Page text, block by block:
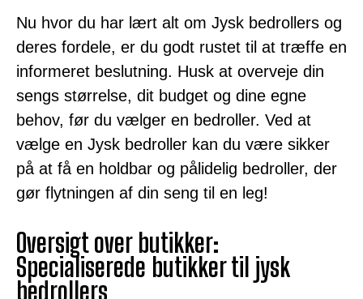
Nu hvor du har lært alt om Jysk bedrollers og
deres fordele, er du godt rustet til at træffe en
informeret beslutning. Husk at overveje din
sengs størrelse, dit budget og dine egne
behov, før du vælger en bedroller. Ved at
vælge en Jysk bedroller kan du være sikker
på at få en holdbar og pålidelig bedroller, der
gør flytningen af din seng til en leg!
Oversigt over butikker:
Specialiserede butikker til jysk
bedrollers